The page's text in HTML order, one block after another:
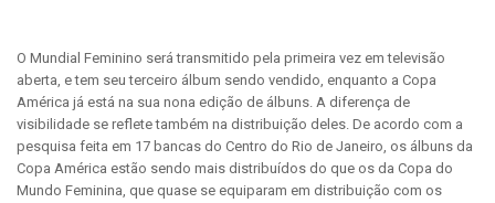
O Mundial Feminino será transmitido pela primeira vez em televisão
aberta, e tem seu terceiro álbum sendo vendido, enquanto a Copa
América já está na sua nona edição de álbuns. A diferença de
visibilidade se reflete também na distribuição deles. De acordo com a
pesquisa feita em 17 bancas do Centro do Rio de Janeiro, os álbuns da
Copa América estão sendo mais distribuídos do que os da Copa do
Mundo Feminina, que quase se equiparam em distribuição com os